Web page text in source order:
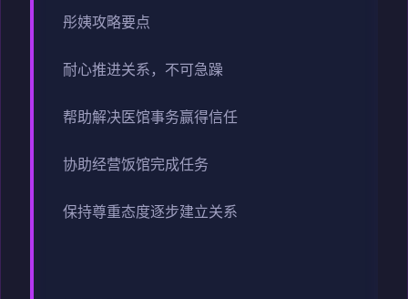
彤姨攻略要点
耐心推进关系，不可急躁
帮助解决医馆事务赢得信任
协助经营饭馆完成任务
保持尊重态度逐步建立关系